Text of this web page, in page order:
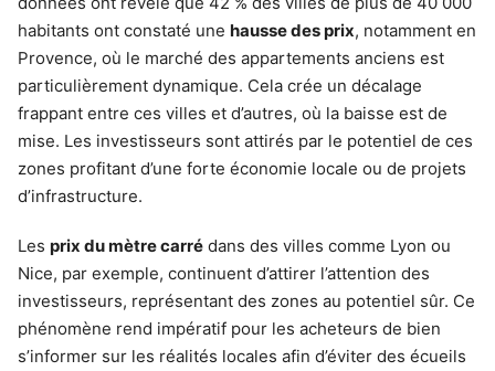
habitants ont constaté une hausse des prix, notamment en
Provence, où le marché des appartements anciens est
particulièrement dynamique. Cela crée un décalage
frappant entre ces villes et d’autres, où la baisse est de
mise. Les investisseurs sont attirés par le potentiel de ces
zones profitant d’une forte économie locale ou de projets
d’infrastructure.
Les prix du mètre carré dans des villes comme Lyon ou
Nice, par exemple, continuent d’attirer l’attention des
investisseurs, représentant des zones au potentiel sûr. Ce
phénomène rend impératif pour les acheteurs de bien
s’informer sur les réalités locales afin d’éviter des écueils